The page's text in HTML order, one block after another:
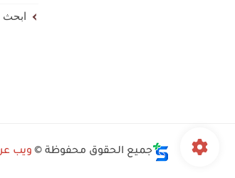
ابحث
جميع الحقوق محفوظة © ويب